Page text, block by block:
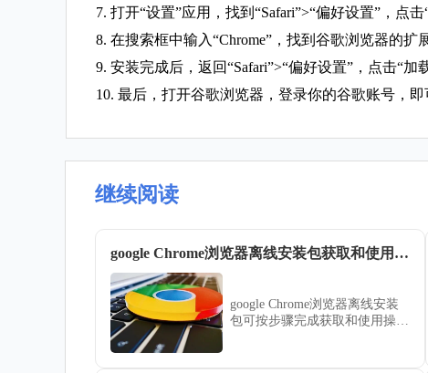
7. 打开“设置”应用，找到“Safari”>“偏好设置”，点击
8. 在搜索框中输入“Chrome”，找到谷歌浏览器的扩
9. 安装完成后，返回“Safari”>“偏好设置”，点击“
10. 最后，打开谷歌浏览器，登录你的谷歌账号，
继续阅读
google Chrome浏览器离线安装包获取和使用方法
google Chrome浏览器离线安装
包可按步骤完成获取和使用操